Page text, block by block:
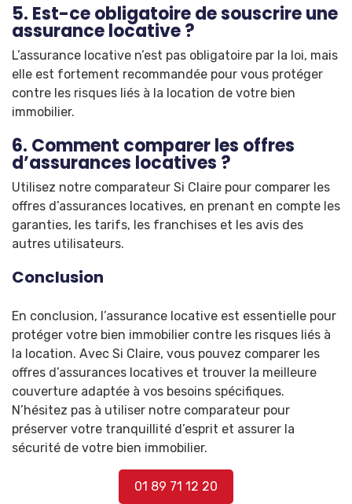
5. Est-ce obligatoire de souscrire une
assurance locative ?
L’assurance locative n’est pas obligatoire par la loi, mais
elle est fortement recommandée pour vous protéger
contre les risques liés à la location de votre bien
immobilier.
6. Comment comparer les offres
d’assurances locatives ?
Utilisez notre comparateur Si Claire pour comparer les
offres d’assurances locatives, en prenant en compte les
garanties, les tarifs, les franchises et les avis des
autres utilisateurs.
Conclusion
En conclusion, l’assurance locative est essentielle pour
protéger votre bien immobilier contre les risques liés à
la location. Avec Si Claire, vous pouvez comparer les
offres d’assurances locatives et trouver la meilleure
couverture adaptée à vos besoins spécifiques.
N’hésitez pas à utiliser notre comparateur pour
préserver votre tranquillité d’esprit et assurer la
sécurité de votre bien immobilier.
01 89 71 12 20